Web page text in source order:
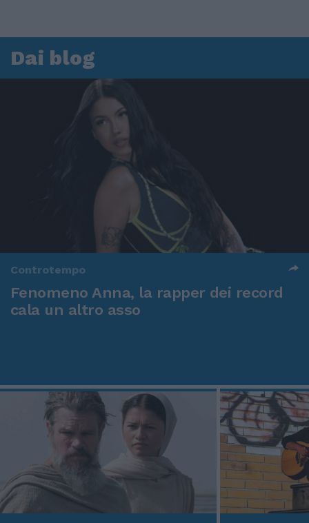
Dai blog
Controtempo
Fenomeno Anna, la rapper dei record
cala un altro asso